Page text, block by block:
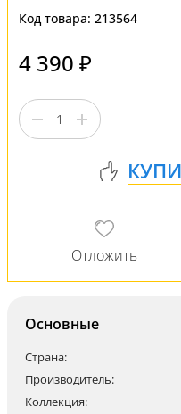
Код товара: 213564
4 390 ₽
Основные
Страна:
Производитель:
Коллекция: